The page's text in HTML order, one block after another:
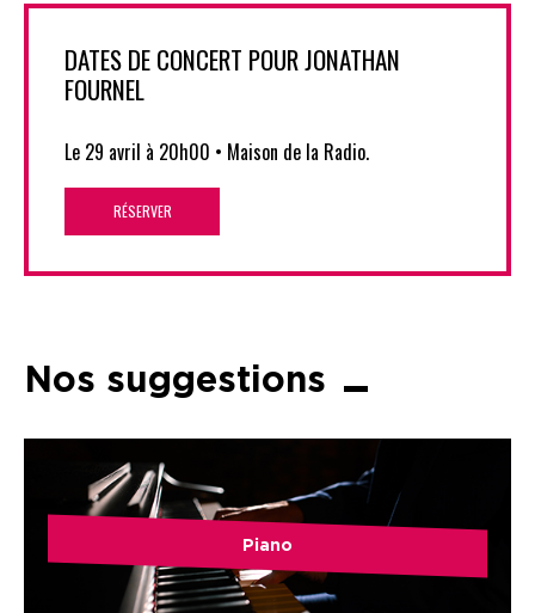
DATES DE CONCERT POUR JONATHAN
FOURNEL
Le 29 avril à 20h00 • Maison de la Radio.
RÉSERVER
Nos suggestions
Piano